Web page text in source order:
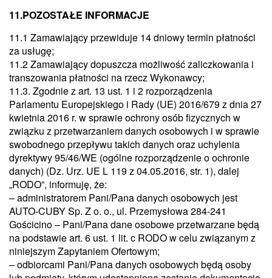
11.POZOSTAŁE INFORMACJE
11.1 Zamawiający przewiduje 14 dniowy termin płatności
za usługę;
11.2 Zamawiający dopuszcza możliwość zaliczkowania i
transzowania płatności na rzecz Wykonawcy;
11.3. Zgodnie z art. 13 ust. 1 i 2 rozporządzenia
Parlamentu Europejskiego i Rady (UE) 2016/679 z dnia 27
kwietnia 2016 r. w sprawie ochrony osób fizycznych w
związku z przetwarzaniem danych osobowych i w sprawie
swobodnego przepływu takich danych oraz uchylenia
dyrektywy 95/46/WE (ogólne rozporządzenie o ochronie
danych) (Dz. Urz. UE L 119 z 04.05.2016, str. 1), dalej
„RODO”, informuję, że:
– administratorem Pani/Pana danych osobowych jest
AUTO-CUBY Sp. Z o. o., ul. Przemysłowa 284-241
Gościcino – Pani/Pana dane osobowe przetwarzane będą
na podstawie art. 6 ust. 1 lit. c RODO w celu związanym z
niniejszym Zapytaniem Ofertowym;
– odbiorcami Pani/Pana danych osobowych będą osoby